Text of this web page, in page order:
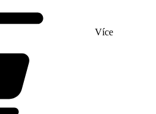
Více